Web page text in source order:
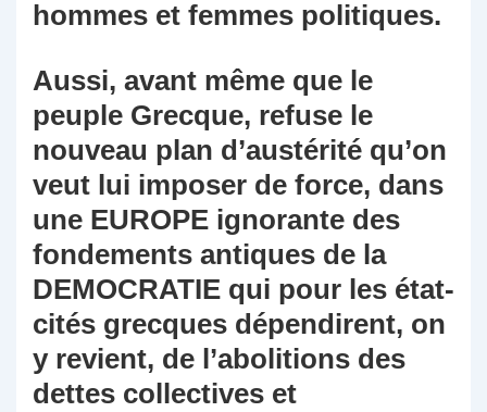
hommes et femmes politiques.
Aussi, avant même que le
peuple Grecque, refuse le
nouveau plan d’austérité qu’on
veut lui imposer de force, dans
une EUROPE ignorante des
fondements antiques de la
DEMOCRATIE qui pour les état-
cités grecques dépendirent, on
y revient, de l’abolitions des
dettes collectives et